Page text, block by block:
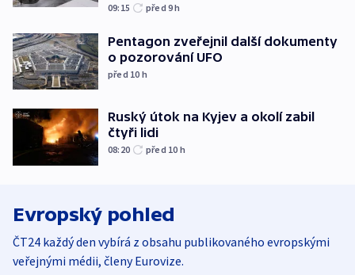
09:15 před 9h
Pentagon zveřejnil další dokumenty
o pozorování UFO
před 10 h
Ruský útok na Kyjev a okolí zabil
čtyři lidi
08:20 před 10 h
Evropský pohled
ČT24 každý den vybírá z obsahu publikovaného evropskými
veřejnými médii, členy Eurovize.